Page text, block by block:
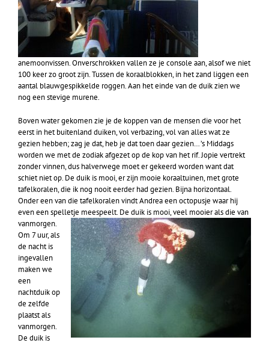
anemoonvissen. Onverschrokken vallen ze je console aan, alsof we niet
100 keer zo groot zijn. Tussen de koraalblokken, in het zand liggen een
aantal blauwgespikkelde roggen. Aan het einde van de duik zien we
nog een stevige murene.
Boven water gekomen zie je de koppen van de mensen die voor het
eerst in het buitenland duiken, vol verbazing, vol van alles wat ze
gezien hebben; zag je dat, heb je dat toen daar gezien… ’s Middags
worden we met de zodiak afgezet op de kop van het rif. Jopie vertrekt
zonder vinnen, dus halverwege moet er gekeerd worden want dat
schiet niet op. De duik is mooi, er zijn mooie koraaltuinen, met grote
tafelkoralen, die ik nog nooit eerder had gezien. Bijna horizontaal.
Onder een van die tafelkoralen vindt Andrea een octopusje waar hij
even een spelletje meespeelt. De duik is mooi, veel mooier als die van
vanmorgen.
Om 7 uur, als
de nacht is
ingevallen
maken we
een
nachtduik op
de zelfde
plaatst als
vanmorgen.
De duik is